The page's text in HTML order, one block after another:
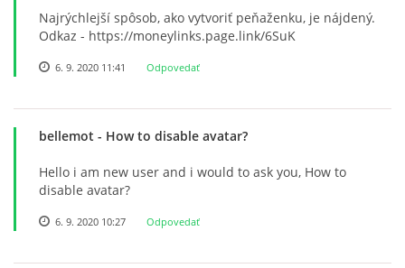
MEMORANDUM DIEŤAŤA
VEREJNÉ OBSTARÁVANIE
2% Z DANE
RADA ŠKOLY
Najrýchlejší spôsob, ako vytvoriť peňaženku, je nájdený.
Odkaz - https://moneylinks.page.link/6SuK
6. 9. 2020 11:41 Odpovedať
bellemot - How to disable avatar?
Hello i am new user and i would to ask you, How to
disable avatar?
6. 9. 2020 10:27 Odpovedať